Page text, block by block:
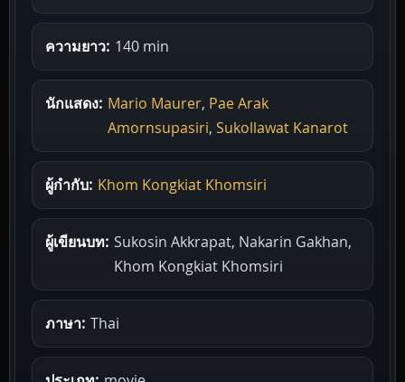
ความยาว: 140 min
นักแสดง: Mario Maurer, Pae Arak
Amornsupasiri, Sukollawat Kanarot
ผู้กำกับ: Khom Kongkiat Khomsiri
ผู้เขียนบท: Sukosin Akkrapat, Nakarin Gakhan,
Khom Kongkiat Khomsiri
ภาษา: Thai